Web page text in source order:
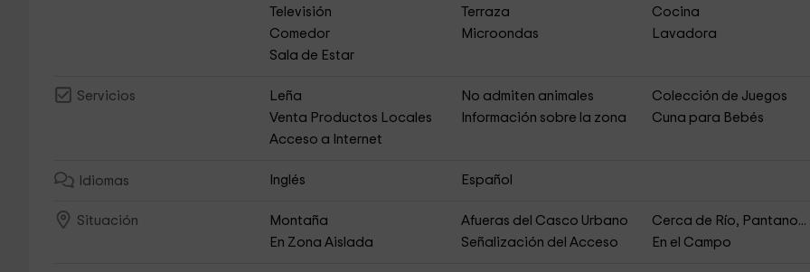
Televisión
Terraza
Cocina
Comedor
Microondas
Lavadora
Sala de Estar
Servicios Leña No admiten animales
Colección de Juegos
Venta Productos Locales
Información sobre la zona
Cuna para Bebés
Acceso a Internet
Idiomas Inglés Español
Situación Montaña Afueras del Casco Urbano
Cerca de Río, Pantano...
En Zona Aislada
Señalización del Acceso En el Campo